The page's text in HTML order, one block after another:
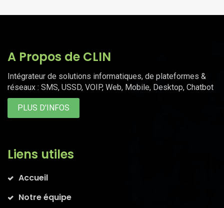
A Propos de CLIN
Intégrateur de solutions informatiques, de plateformes &
réseaux : SMS, USSD, VOIP, Web, Mobile, Desktop, Chatbot
PLUS D'INFOS
Liens utiles
Accueil
Notre équipe